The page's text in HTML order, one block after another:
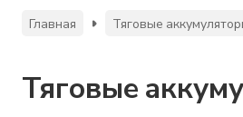
Главная Тяговые
Тяговые